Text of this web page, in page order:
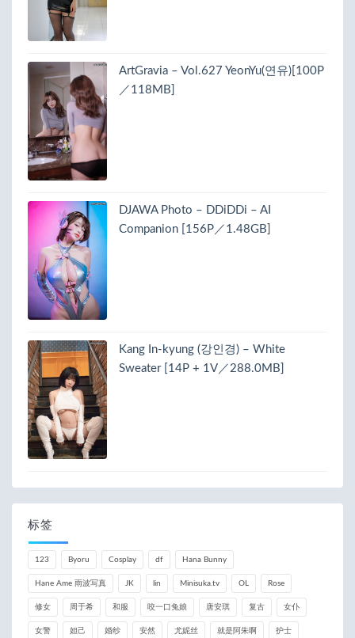
ArtGravia – Vol.627 YeonYu(연유)[100P
／118MB]
DJAWA Photo – DDiDDi – AI
Companion [156P／1.48GB]
Kang In-kyung (강인경) – White
Sweater [14P + 1V／288.0MB]
标签
123 Byoru Cosplay df Hana Bunny
Hane Ame 雨波写真 JK lin Minisuka.tv OL Rose
修女 周于希 和服 咬一口兔娘 唐安琪 复古 女仆
女警 妲己 婚纱 安然 尤妮丝 就是阿朱啊 护士